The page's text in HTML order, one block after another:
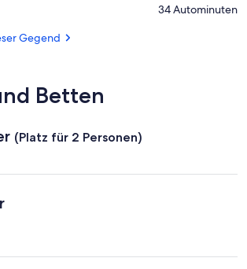
‪34 Autominuten‬
Gegend
Betten
(Platz für 2 Personen)